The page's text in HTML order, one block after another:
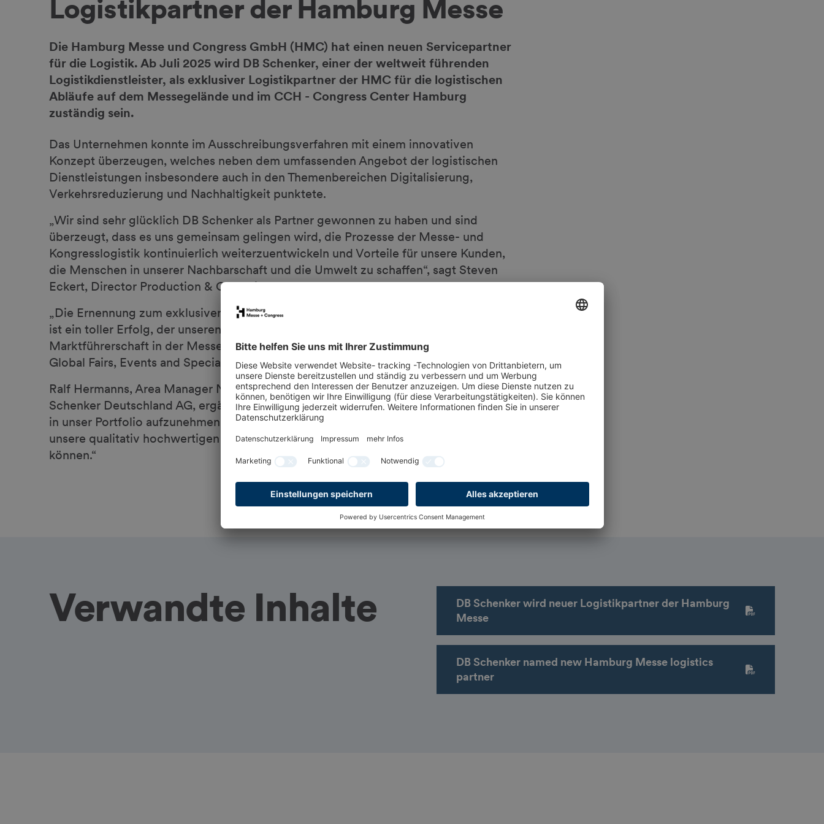
Logistikpartner der Hamburg Messe
Die Hamburg Messe und Congress GmbH (HMC) hat einen neuen Servicepartner
für die Logistik. Ab Juli 2025 wird DB Schenker, einer der weltweit führenden
Logistikdienstleister, als exklusiver Logistikpartner der HMC für die logistischen
Abläufe auf dem Messegelände und im CCH - Congress Center Hamburg
zuständig sein.
Das Unternehmen konnte im Ausschreibungsverfahren mit einem innovativen
Konzept überzeugen, welches neben dem umfassenden Angebot der logistischen
Dienstleistungen insbesondere auch in den Themenbereichen Digitalisierung,
Verkehrsreduzierung und Nachhaltigkeit punktete.
„Wir sind sehr glücklich DB Schenker als Partner gewonnen zu haben und sind
überzeugt, dass es uns gemeinsam gelingen wird, die Prozesse der Messe- und
Kongresslogistik kontinuierlich weiterzuentwickeln und Vorteile für unsere Kunden,
die Menschen in unserer Nachbarschaft und die Umwelt zu schaffen“, sagt Steven
Eckert, Director Production & Operations der HMC.
„Die Ernennung zum exklusiven Logistikpartner der Hamburg Messe und Congress
ist ein toller Erfolg, der unseren eingeschlagenen Weg bestätigt und unsere
Marktführerschaft in der Messelogistik bekräftigt“, sagt Matthias Dornscheidt, VP
Global Fairs, Events and Special Logistics.
Ralf Hermanns, Area Manager Nord, Fairs, Events and Special Logistics bei der
Schenker Deutschland AG, ergänzt: „Es freut uns sehr, diesen wichtigen Messeplatz
in unser Portfolio aufzunehmen und unseren Kunden zukünftig auch in Hamburg
unsere qualitativ hochwertigen und innovativen Logistikdienstleistungen anbieten zu
können.“
Verwandte Inhalte
DB Schenker wird neuer Logistikpartner der Hamburg
Messe
DB Schenker named new Hamburg Messe logistics
partner